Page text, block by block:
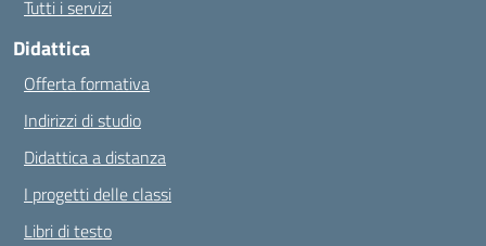
Tutti i servizi
Didattica
Offerta formativa
Indirizzi di studio
Didattica a distanza
I progetti delle classi
Libri di testo